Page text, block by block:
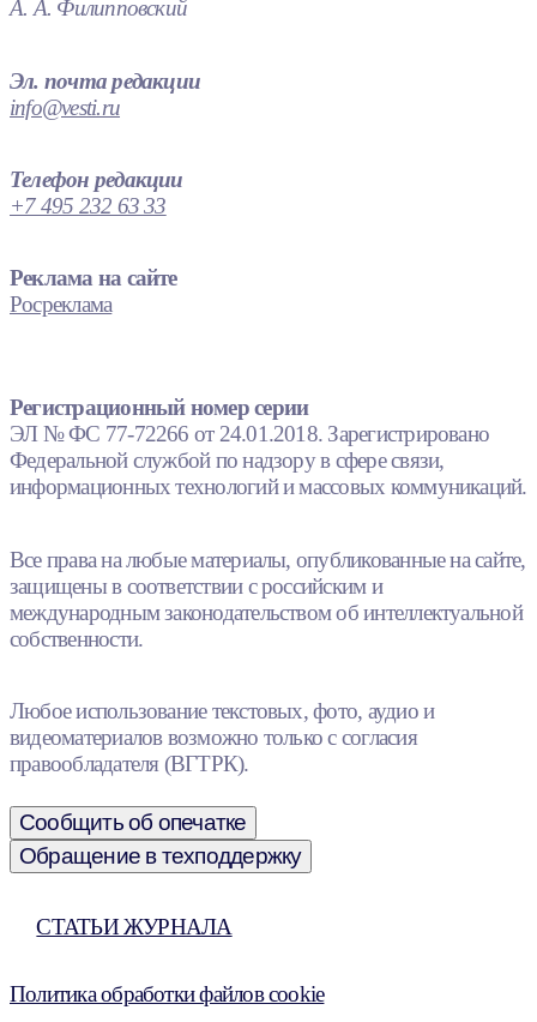
А. А. Филипповский
Эл. почта редакции
info@vesti.ru
Телефон редакции
+7 495 232 63 33
Реклама на сайте
Росреклама
Регистрационный номер серии
ЭЛ № ФС 77-72266 от 24.01.2018. Зарегистрировано
Федеральной службой по надзору в сфере связи,
информационных технологий и массовых коммуникаций.
Все права на любые материалы, опубликованные на сайте,
защищены в соответствии с российским и
международным законодательством об интеллектуальной
собственности.
Любое использование текстовых, фото, аудио и
видеоматериалов возможно только с согласия
правообладателя (ВГТРК).
Сообщить об опечатке
Обращение в техподдержку
СТАТЬИ ЖУРНАЛА
Политика обработки файлов cookie